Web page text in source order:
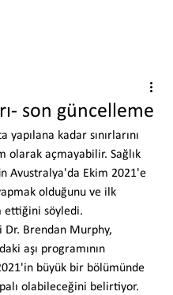
son güncelleme
yapılana kadar sınırlarını
olarak açmayabilir. Sağlık
Avustralya'da Ekim 2021'e
olduğunu ve ilk
ettiğini söyledi.
Dr. Brendan Murphy,
aşı programının
büyük bir bölümünde
olabileceğini belirtiyor.